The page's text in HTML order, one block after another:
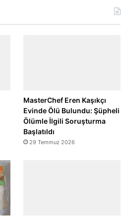
MasterChef Eren Kaşıkçı
Evinde Ölü Bulundu: Şüpheli
Ölümle İlgili Soruşturma
Başlatıldı
29 Temmuz 2026